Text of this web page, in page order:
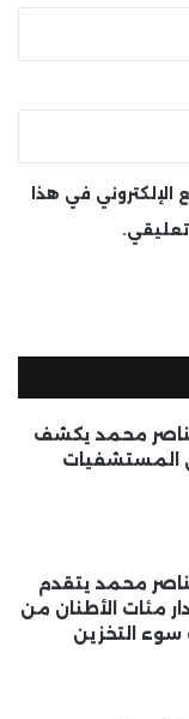
الإلكتروني في هذا
محمد يكشف
المستشفيات
محمد يتقدم
مئات الأطنان من
سوء التخزين